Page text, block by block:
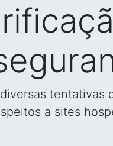
tentativas
a sites